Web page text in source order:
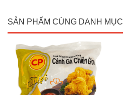
SẢN PHẨM CÙNG DANH MỤC